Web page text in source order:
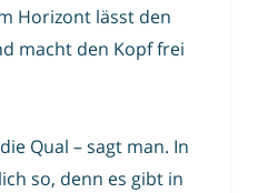
Horizont lässt den
macht den Kopf frei
Qual – sagt man. In
so, denn es gibt in